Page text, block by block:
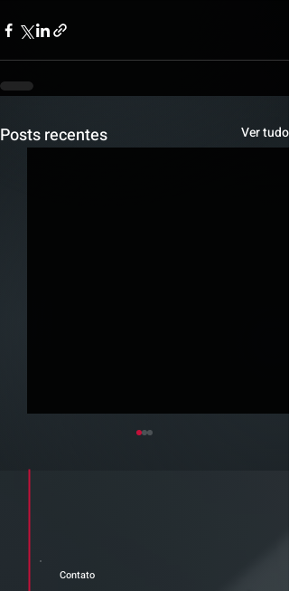
Posts recentes Ver tudo
STJ admite
Contato